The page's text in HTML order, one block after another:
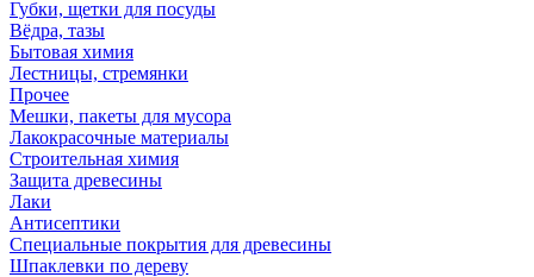
Губки, щетки для посуды
Вёдра, тазы
Бытовая химия
Лестницы, стремянки
Прочее
Мешки, пакеты для мусора
Лакокрасочные материалы
Строительная химия
Защита древесины
Лаки
Антисептики
Специальные покрытия для древесины
Шпаклевки по дереву